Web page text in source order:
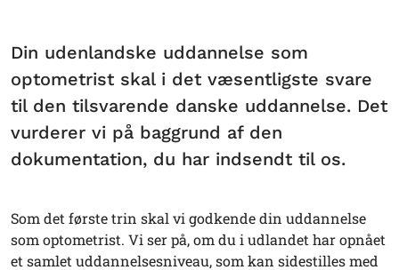
Din udenlandske uddannelse som
optometrist skal i det væsentligste svare
til den tilsvarende danske uddannelse. Det
vurderer vi på baggrund af den
dokumentation, du har indsendt til os.
Som det første trin skal vi godkende din uddannelse
som optometrist. Vi ser på, om du i udlandet har opnået
et samlet uddannelsesniveau, som kan sidestilles med